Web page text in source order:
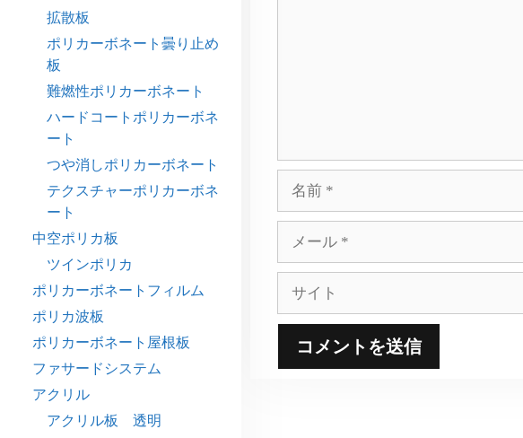
ル
ト
拡散板
ポリカーボネート曇り止め
板
難燃性ポリカーボネート
ハードコートポリカーボネ
ート
つや消しポリカーボネート
テクスチャーポリカーボネ
ート
中空ポリカ板
ツインポリカ
ポリカーボネートフィルム
ポリカ波板
ポリカーボネート屋根板
ファサードシステム
アクリル
アクリル板 透明